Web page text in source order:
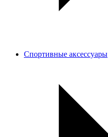
Спортивные аксессуары